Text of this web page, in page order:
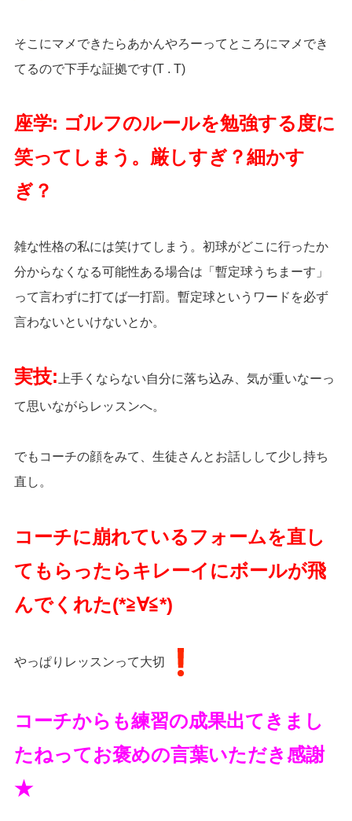
そこにマメできたらあかんやろーってところにマメでき
てるので下手な証拠です(T . T)
座学: ゴルフのルールを勉強する度に
笑ってしまう。厳しすぎ？細かす
ぎ？
雑な性格の私には笑けてしまう。初球がどこに行ったか
分からなくなる可能性ある場合は「暫定球うちまーす」
って言わずに打てば一打罰。暫定球というワードを必ず
言わないといけないとか。
実技: 上手くならない自分に落ち込み、気が重いなーっ
て思いながらレッスンへ。
でもコーチの顔をみて、生徒さんとお話しして少し持ち
直し。
コーチに崩れているフォームを直し
てもらったらキレーイにボールが飛
んでくれた(*≧∀≦*)
やっぱりレッスンって大切
️コーチからも練習の成果出てきまし
たねってお褒めの言葉いただき感謝
★